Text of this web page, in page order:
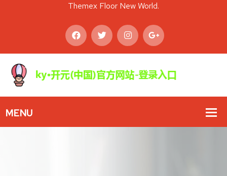
Themex Floor New World.